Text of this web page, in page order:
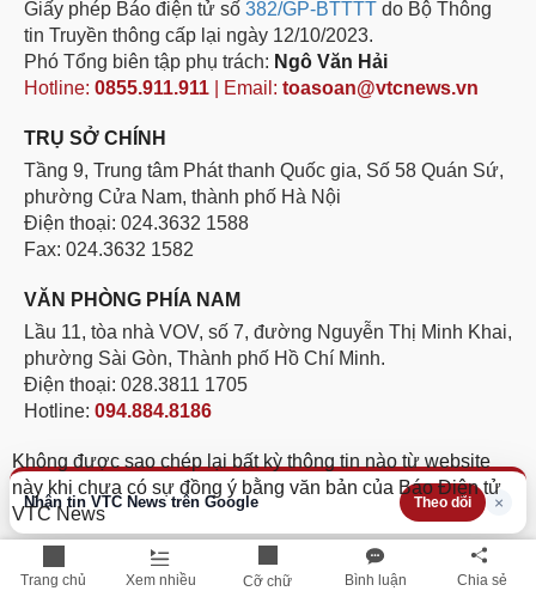
Trang chủ Xem nhiều Cỡ chữ Bình luận Chia sẻ
Nhận tin VTC News trên Google Theo dõi ×
Giấy phép Báo điện tử số 382/GP-BTTTT do Bộ Thông
tin Truyền thông cấp lại ngày 12/10/2023.
Phó Tổng biên tập phụ trách: Ngô Văn Hải
Hotline: 0855.911.911 | Email: toasoan@vtcnews.vn
TRỤ SỞ CHÍNH
Tầng 9, Trung tâm Phát thanh Quốc gia, Số 58 Quán Sứ,
phường Cửa Nam, thành phố Hà Nội
Điện thoại: 024.3632 1588
Fax: 024.3632 1582
VĂN PHÒNG PHÍA NAM
Lầu 11, tòa nhà VOV, số 7, đường Nguyễn Thị Minh Khai,
phường Sài Gòn, Thành phố Hồ Chí Minh.
Điện thoại: 028.3811 1705
Hotline: 094.884.8186
Không được sao chép lại bất kỳ thông tin nào từ website
này khi chưa có sự đồng ý bằng văn bản của Báo Điện tử
VTC News